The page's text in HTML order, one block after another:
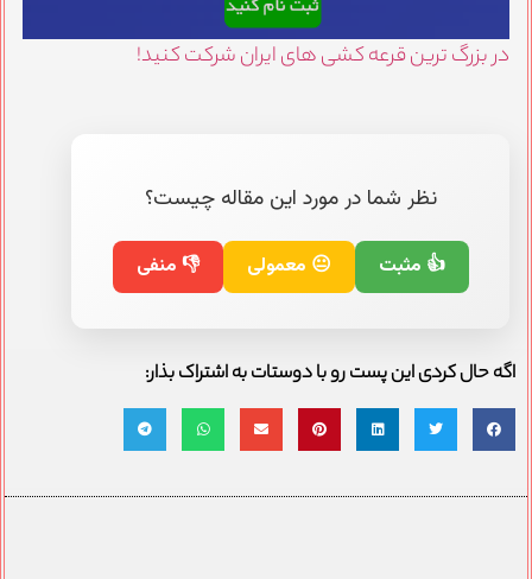
در بزرگ ترین قرعه کشی های ایران شرکت کنید!
نظر شما در مورد این مقاله چیست؟
👍 مثبت 😐 معمولی 👎 منفی
اگه حال کردی این پست رو با دوستات به اشتراک بذار: